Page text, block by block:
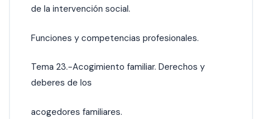
de la intervención social.
Funciones y competencias profesionales.
Tema 23.-Acogimiento familiar. Derechos y
deberes de los
acogedores familiares.